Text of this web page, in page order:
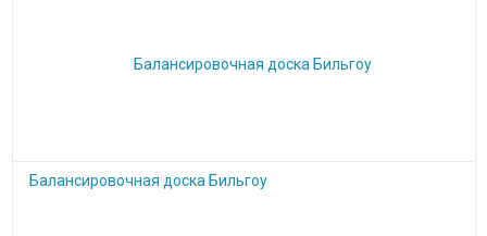
Балансировочная доска Бильгоу